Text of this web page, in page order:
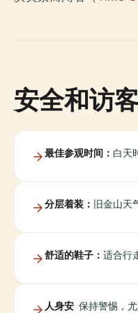
安全和访
最佳参观时间： 白天
分层着装： 旧金山天
舒适的鞋子： 适合行
人身安 保持警惕，